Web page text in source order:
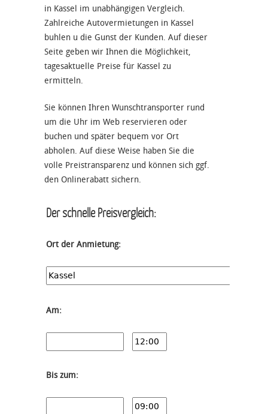
in Kassel im unabhängigen Vergleich.
Zahlreiche Autovermietungen in Kassel
buhlen u die Gunst der Kunden. Auf dieser
Seite geben wir Ihnen die Möglichkeit,
tagesaktuelle Preise für Kassel zu
ermitteln.
Sie können Ihren Wunschtransporter rund
um die Uhr im Web reservieren oder
buchen und später bequem vor Ort
abholen. Auf diese Weise haben Sie die
volle Preistransparenz und können sich ggf.
den Onlinerabatt sichern.
Der schnelle Preisvergleich:
Ort der Anmietung:
Am:
Bis zum: